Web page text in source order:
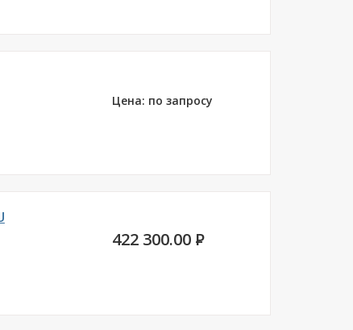
Цена: по запросу
422 300.00 P